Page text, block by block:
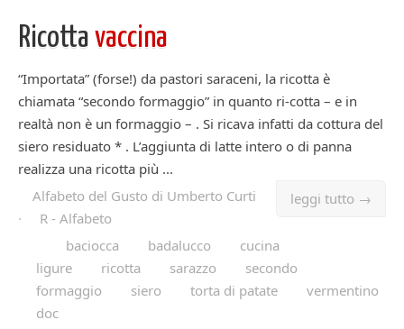
Ricotta vaccina
“Importata” (forse!) da pastori saraceni, la ricotta è
chiamata “secondo formaggio” in quanto ri-cotta – e in
realtà non è un formaggio – . Si ricava infatti da cottura del
siero residuato * . L’aggiunta di latte intero o di panna
realizza una ricotta più ...
leggi tutto →
Alfabeto del Gusto di Umberto Curti
·
R - Alfabeto
baciocca
badalucco
cucina
ligure
ricotta sarazzo
secondo
formaggio
siero torta di patate
vermentino
doc